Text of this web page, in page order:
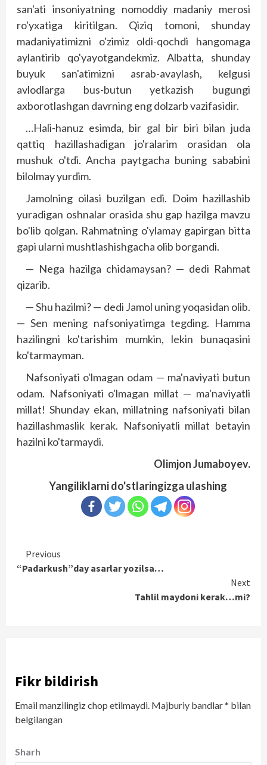
san'ati insoniyatning nomoddiy madaniy merosi
ro'yxatiga kiritilgan. Qiziq tomoni, shunday
madaniyatimizni o'zimiz oldi-qochdi hangomaga
aylantirib qo'yayotgandekmiz. Albatta, shunday
buyuk san'atimizni asrab-avaylash, kelgusi
avlodlarga bus-butun yetkazish bugungi
axborotlashgan davrning eng dolzarb vazifasidir.
…Hali-hanuz esimda, bir gal bir biri bilan juda
qattiq hazillashadigan jo'ralarim orasidan ola
mushuk o'tdi. Ancha paytgacha buning sababini
bilolmay yurdim.
Jamolning oilasi buzilgan edi. Doim hazillashib
yuradigan oshnalar orasida shu gap hazilga mavzu
bo'lib qolgan. Rahmatning o'ylamay gapirgan bitta
gapi ularni mushtlashishgacha olib borgandi.
— Nega hazilga chidamaysan? — dedi Rahmat
qizarib.
— Shu hazilmi? — dedi Jamol uning yoqasidan olib.
— Sen mening nafsoniyatimga tegding. Hamma
haziling­ni ko'tarishim mumkin, lekin bunaqasini
ko'tarmayman.
Nafsoniyati o'lmagan odam — ma'naviyati butun
odam. Nafsoniyati o'lmagan millat — ma'naviyatli
millat! Shunday ekan, millatning nafsoniyati bilan
hazillashmaslik kerak. Nafsoniyatli millat betayin
hazilni ko'tarmaydi.
Olimjon Jumaboyev.
Yangiliklarni do'stlaringizga ulashing
Continue
Reading
Previous
“Padarkush”day asarlar yozilsa…
Next
Tahlil maydoni kerak…mi?
Fikr bildirish
Email manzilingiz chop etilmaydi. Majburiy bandlar* bilan
belgilangan
Sharh